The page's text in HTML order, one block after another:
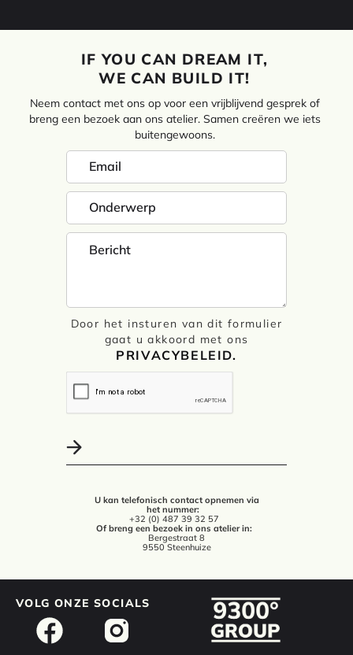
IF YOU CAN DREAM IT,
WE CAN BUILD IT!
Neem contact met ons op voor een vrijblijvend gesprek of
breng een bezoek aan ons atelier. Samen creëren we iets
buitengewoons.
Door het insturen van dit formulier
gaat u akkoord met ons
PRIVACYBELEID.
U kan telefonisch contact opnemen via
het nummer:
+32 (0) 487 39 32 57
Of breng een bezoek in ons atelier in:
Bergestraat 8
9550 Steenhuize
VOLG ONZE SOCIALS